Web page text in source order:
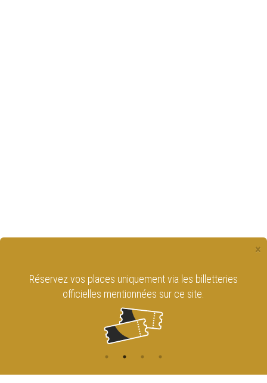
×
Réservez vos places uniquement via les billetteries
officielles mentionnées sur ce site.